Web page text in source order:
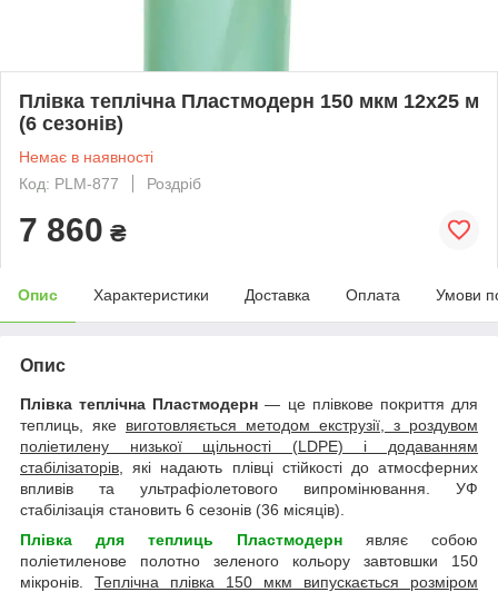
Плівка теплічна Пластмодерн 150 мкм 12х25 м
(6 сезонів)
Немає в наявності
Код: PLM-877
Роздріб
7 860 ₴
Опис Характеристики Доставка Оплата Умови
Опис
Плівка теплічна Пластмодерн — це плівкове покриття для
теплиць, яке виготовляється методом екструзії, з роздувом
поліетилену низької щільності (LDPE) і додаванням
стабілізаторів , які надають плівці стійкості до атмосферних
впливів та ультрафіолетового випромінювання. УФ
стабілізація становить 6 сезонів (36 місяців).
Плівка для теплиць Пластмодерн
являє собою
поліетиленове полотно зеленого кольору завтовшки 150
мікронів. Теплічна плівка 150 мкм випускається розміром